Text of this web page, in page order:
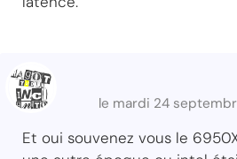
le mardi 24
Et oui souvenez vous le